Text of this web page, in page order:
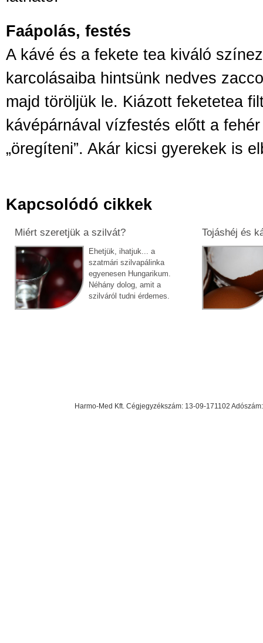
Faápolás, festés
A kávé és a fekete tea kiváló
karcolásaiba hintsünk nedves
majd töröljük le. Kiázott feketetea
kávépárnával vízfestés előtt a
„öregíteni”. Akár kicsi gyerekek is
Kapcsolódó cikkek
Miért szeretjük a szilvát?
Ehetjük, ihatjuk... a
szatmári szilvapálinka
egyenesen Hungarikum.
Néhány dolog, amit a
szilváról tudni érdemes.
Tojáshéj és
Harmo-Med Kft. Cégjegyzékszám: 13-09-171102